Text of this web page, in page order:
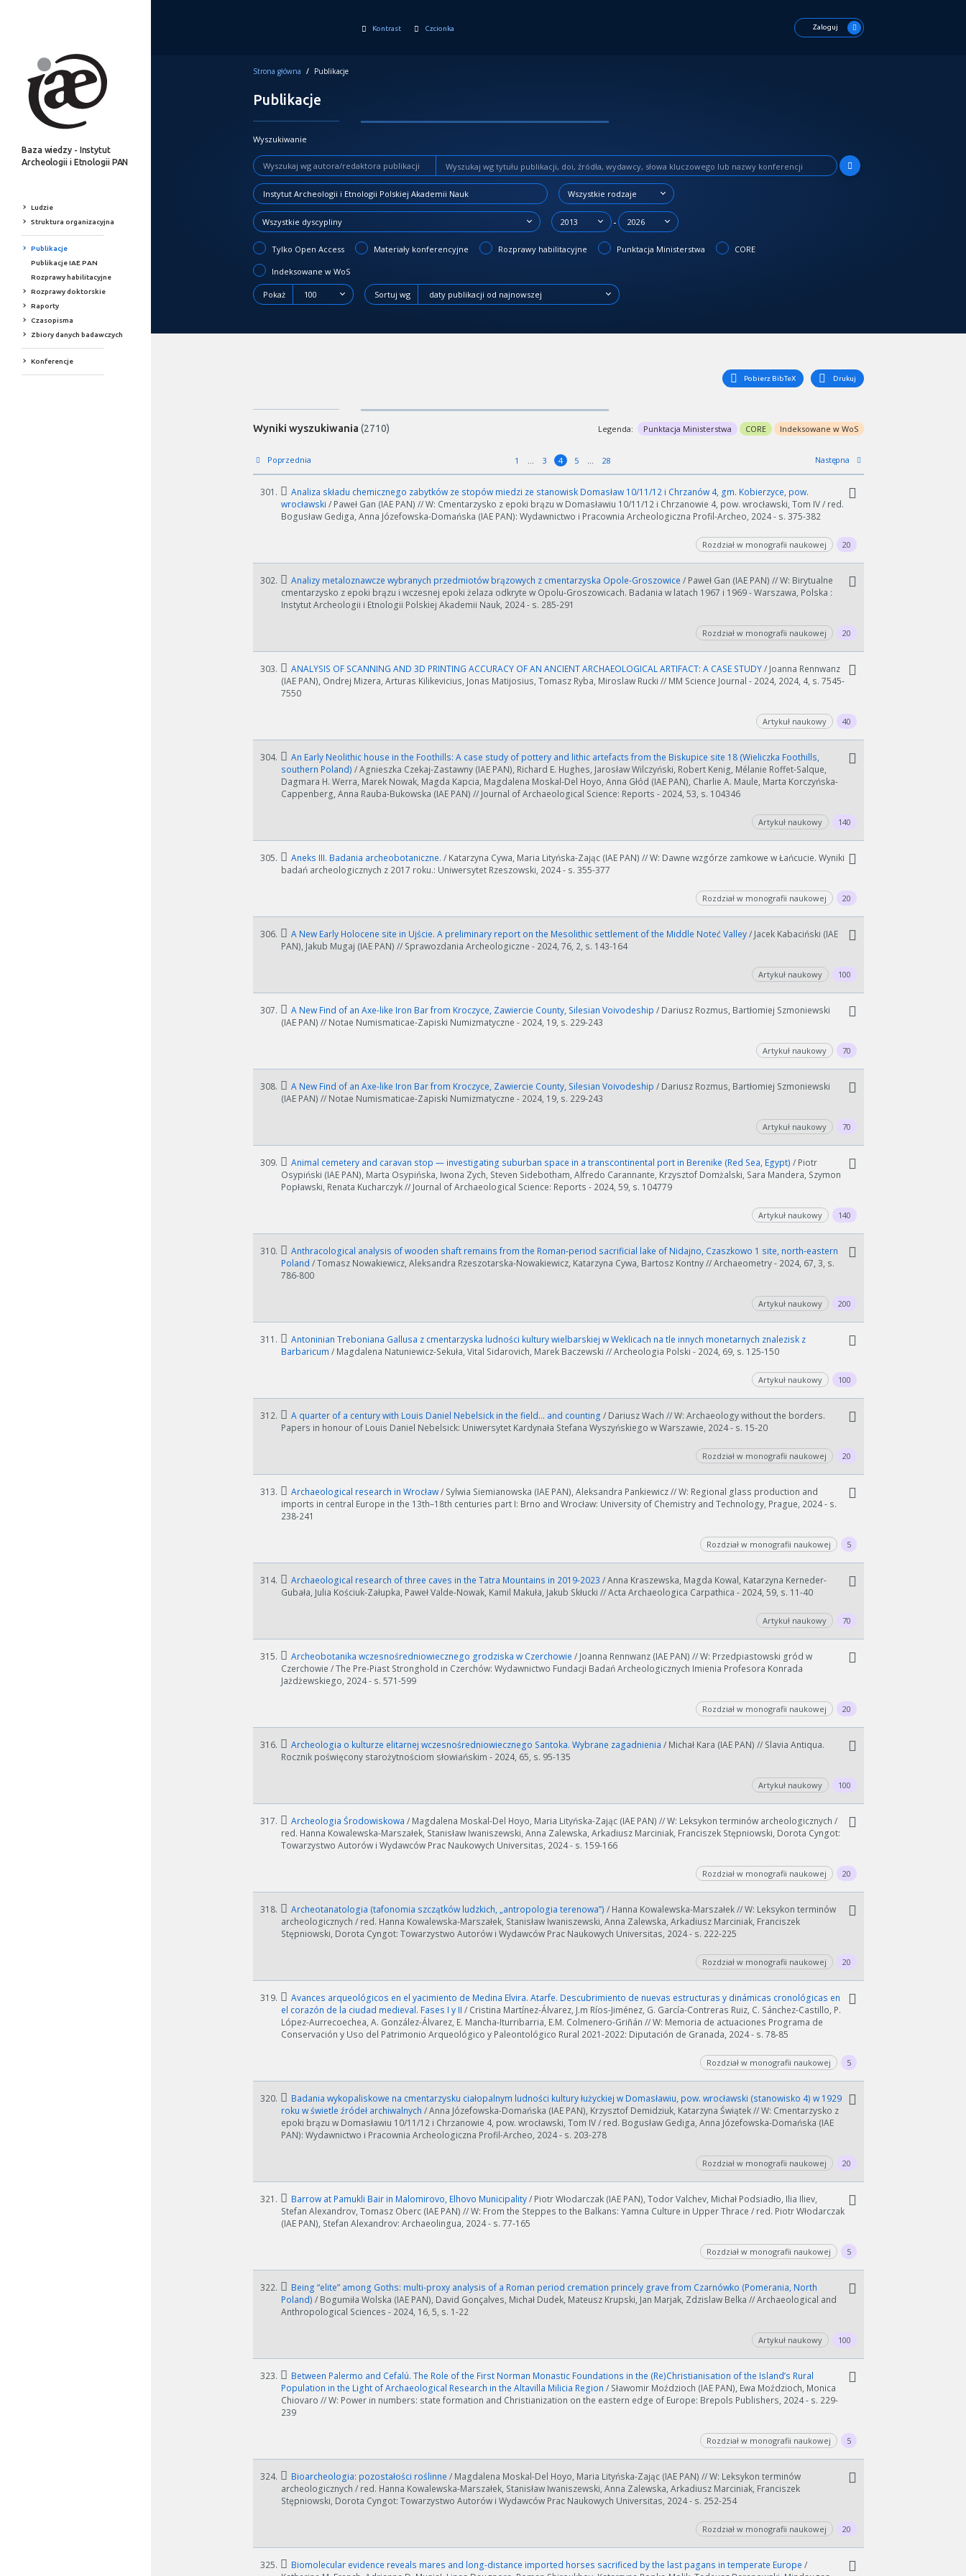
W zależności od ilości danych do przetworzenia generowanie pliku może się wydłużyć.
Baza wiedzy - Instytut
Archeologii i Etnologii PAN
Ludzie
Struktura organizacyjna
Publikacje
Publikacje IAE PAN
Rozprawy habilitacyjne
Rozprawy doktorskie
Raporty
Czasopisma
Zbiory danych badawczych
Konferencje
Kontrast Czcionka Zaloguj
Strona główna / Publikacje
Publikacje
Wyszukiwanie
Wszystkie rodzaje
Wszystkie dyscypliny 2013 - 2026
Tylko Open Access Materiały konferencyjne Rozprawy habilitacyjne Punktacja Ministerstwa CORE
Indeksowane w WoS
Pokaż 100 Sortuj wg daty publikacji od najnowszej
Pobierz BibTeX Drukuj
Wyniki wyszukiwania (2710) Legenda: Punktacja Ministerstwa CORE Indeksowane w WoS
Poprzednia Następna
1 3 4 5 28
301.
Analiza składu chemicznego zabytków ze stopów miedzi ze stanowisk Domasław 10/11/12 i Chrzanów 4, gm. Kobierzyce, pow.
wrocławski / Paweł Gan (IAE PAN) // W: Cmentarzysko z epoki brązu w Domasławiu 10/11/12 i Chrzanowie 4, pow. wrocławski, Tom IV / red.
Bogusław Gediga, Anna Józefowska-Domańska (IAE PAN): Wydawnictwo i Pracownia Archeologiczna Profil-Archeo, 2024 - s. 375-382
Rozdział w monografii naukowej 20
302. Analizy metaloznawcze wybranych przedmiotów brązowych z cmentarzyska Opole-Groszowice / Paweł Gan (IAE PAN) // W: Birytualne
cmentarzysko z epoki brązu i wczesnej epoki żelaza odkryte w Opolu-Groszowicach. Badania w latach 1967 i 1969 - Warszawa, Polska :
Instytut Archeologii i Etnologii Polskiej Akademii Nauk, 2024 - s. 285-291
Rozdział w monografii naukowej 20
303. ANALYSIS OF SCANNING AND 3D PRINTING ACCURACY OF AN ANCIENT ARCHAEOLOGICAL ARTIFACT: A CASE STUDY/ Joanna Rennwanz
(IAE PAN), Ondrej Mizera, Arturas Kilikevicius, Jonas Matijosius, Tomasz Ryba, Miroslaw Rucki // MM Science Journal - 2024, 2024, 4, s. 7545-
7550
Artykuł naukowy 40
304.
An Early Neolithic house in the Foothills: A case study of pottery and lithic artefacts from the Biskupice site 18 (Wieliczka Foothills,
southern Poland) / Agnieszka Czekaj-Zastawny (IAE PAN), Richard E. Hughes, Jarosław Wilczyński, Robert Kenig, Mélanie Roffet-Salque,
Dagmara H. Werra, Marek Nowak, Magda Kapcia, Magdalena Moskal-Del Hoyo, Anna Głód (IAE PAN), Charlie A. Maule, Marta Korczyńska-
Cappenberg, Anna Rauba-Bukowska (IAE PAN) // Journal of Archaeological Science: Reports - 2024, 53, s. 104346
Artykuł naukowy 140
305. Aneks III. Badania archeobotaniczne. / Katarzyna Cywa, Maria Lityńska-Zając (IAE PAN) // W: Dawne wzgórze zamkowe w Łańcucie. Wyniki
badań archeologicznych z 2017 roku.: Uniwersytet Rzeszowski, 2024 - s. 355-377
Rozdział w monografii naukowej 20
306. A New Early Holocene site in Ujście. A preliminary report on the Mesolithic settlement of the Middle Noteć Valley/ Jacek Kabaciński (IAE
PAN), Jakub Mugaj (IAE PAN) // Sprawozdania Archeologiczne - 2024, 76, 2, s. 143-164
Artykuł naukowy 100
307. A New Find of an Axe-like Iron Bar from Kroczyce, Zawiercie County, Silesian Voivodeship / Dariusz Rozmus, Bartłomiej Szmoniewski
(IAE PAN) // Notae Numismaticae-Zapiski Numizmatyczne - 2024, 19, s. 229-243
Artykuł naukowy 70
308. A New Find of an Axe-like Iron Bar from Kroczyce, Zawiercie County, Silesian Voivodeship / Dariusz Rozmus, Bartłomiej Szmoniewski
(IAE PAN) // Notae Numismaticae-Zapiski Numizmatyczne - 2024, 19, s. 229-243
Artykuł naukowy 70
309. Animal cemetery and caravan stop — investigating suburban space in a transcontinental port in Berenike (Red Sea, Egypt) / Piotr
Osypiński (IAE PAN), Marta Osypińska, Iwona Zych, Steven Sidebotham, Alfredo Carannante, Krzysztof Domżalski, Sara Mandera, Szymon
Popławski, Renata Kucharczyk // Journal of Archaeological Science: Reports - 2024, 59, s. 104779
Artykuł naukowy 140
310.
Anthracological analysis of wooden shaft remains from the Roman‐period sacrificial lake of Nidajno, Czaszkowo 1 site, north‐eastern
Poland / Tomasz Nowakiewicz, Aleksandra Rzeszotarska-Nowakiewicz, Katarzyna Cywa, Bartosz Kontny // Archaeometry - 2024, 67, 3, s.
786-800
Artykuł naukowy 200
311.
Antoninian Treboniana Gallusa z cmentarzyska ludności kultury wielbarskiej w Weklicach na tle innych monetarnych znalezisk z
Barbaricum / Magdalena Natuniewicz-Sekuła, Vital Sidarovich, Marek Baczewski // Archeologia Polski - 2024, 69, s. 125-150
Artykuł naukowy 100
312. A quarter of a century with Louis Daniel Nebelsick in the field… and counting / Dariusz Wach // W: Archaeology without the borders.
Papers in honour of Louis Daniel Nebelsick: Uniwersytet Kardynała Stefana Wyszyńskiego w Warszawie, 2024 - s. 15-20
Rozdział w monografii naukowej 20
313. Archaeological research in Wrocław/ Sylwia Siemianowska (IAE PAN), Aleksandra Pankiewicz // W: Regional glass production and
imports in central Europe in the 13th–18th centuries part I: Brno and Wrocław: University of Chemistry and Technology, Prague, 2024 - s.
238-241
Rozdział w monografii naukowej 5
314. Archaeological research of three caves in the Tatra Mountains in 2019-2023 / Anna Kraszewska, Magda Kowal, Katarzyna Kerneder-
Gubała, Julia Kościuk-Załupka, Paweł Valde-Nowak, Kamil Makuła, Jakub Skłucki // Acta Archaeologica Carpathica - 2024, 59, s. 11-40
Artykuł naukowy 70
315. Archeobotanika wczesnośredniowiecznego grodziska w Czerchowie / Joanna Rennwanz (IAE PAN) // W: Przedpiastowski gród w
Czerchowie / The Pre-Piast Stronghold in Czerchów: Wydawnictwo Fundacji Badań Archeologicznych Imienia Profesora Konrada
Jażdżewskiego, 2024 - s. 571-599
Rozdział w monografii naukowej 20
316. Archeologia o kulturze elitarnej wczesnośredniowiecznego Santoka. Wybrane zagadnienia / Michał Kara (IAE PAN) // Slavia Antiqua.
Rocznik poświęcony starożytnościom słowiańskim - 2024, 65, s. 95-135
Artykuł naukowy 100
317. Archeologia Środowiskowa / Magdalena Moskal-Del Hoyo, Maria Lityńska-Zając (IAE PAN) // W: Leksykon terminów archeologicznych /
red. Hanna Kowalewska-Marszałek, Stanisław Iwaniszewski, Anna Zalewska, Arkadiusz Marciniak, Franciszek Stępniowski, Dorota Cyngot:
Towarzystwo Autorów i Wydawców Prac Naukowych Universitas, 2024 - s. 159-166
Rozdział w monografii naukowej 20
318. Archeotanatologia (tafonomia szczątków ludzkich, „antropologia terenowa”) / Hanna Kowalewska-Marszałek // W: Leksykon terminów
archeologicznych / red. Hanna Kowalewska-Marszałek, Stanisław Iwaniszewski, Anna Zalewska, Arkadiusz Marciniak, Franciszek
Stępniowski, Dorota Cyngot: Towarzystwo Autorów i Wydawców Prac Naukowych Universitas, 2024 - s. 222-225
Rozdział w monografii naukowej 20
319.
Avances arqueológicos en el yacimiento de Medina Elvira. Atarfe. Descubrimiento de nuevas estructuras y dinámicas cronológicas en
el corazón de la ciudad medieval. Fases I y II / Cristina Martínez-Álvarez, J.m Ríos-Jiménez, G. García-Contreras Ruiz, C. Sánchez-Castillo, P.
López-Aurrecoechea, A. González-Álvarez, E. Mancha-Iturribarria, E.M. Colmenero-Griñán // W: Memoria de actuaciones Programa de
Conservación y Uso del Patrimonio Arqueológico y Paleontológico Rural 2021-2022: Diputación de Granada, 2024 - s. 78-85
Rozdział w monografii naukowej 5
320.
Badania wykopaliskowe na cmentarzysku ciałopalnym ludności kultury łużyckiej w Domasławiu, pow. wrocławski (stanowisko 4) w 1929
roku w świetle źródeł archiwalnych / Anna Józefowska-Domańska (IAE PAN), Krzysztof Demidziuk, Katarzyna Świątek // W: Cmentarzysko z
epoki brązu w Domasławiu 10/11/12 i Chrzanowie 4, pow. wrocławski, Tom IV / red. Bogusław Gediga, Anna Józefowska-Domańska (IAE
PAN): Wydawnictwo i Pracownia Archeologiczna Profil-Archeo, 2024 - s. 203-278
Rozdział w monografii naukowej 20
321. Barrow at Pamukli Bair in Malomirovo, Elhovo Municipality/ Piotr Włodarczak (IAE PAN), Todor Valchev, Michał Podsiadło, Ilia Iliev,
Stefan Alexandrov, Tomasz Oberc (IAE PAN) // W: From the Steppes to the Balkans: Yamna Culture in Upper Thrace / red. Piotr Włodarczak
(IAE PAN), Stefan Alexandrov: Archaeolingua, 2024 - s. 77-165
Rozdział w monografii naukowej 5
322.
Being “elite” among Goths: multi-proxy analysis of a Roman period cremation princely grave from Czarnówko (Pomerania, North
Poland) / Bogumiła Wolska (IAE PAN), David Gonçalves, Michał Dudek, Mateusz Krupski, Jan Marjak, Zdzislaw Belka // Archaeological and
Anthropological Sciences - 2024, 16, 5, s. 1-22
Artykuł naukowy 100
323.
Between Palermo and Cefalú. The Role of the First Norman Monastic Foundations in the (Re)Christianisation of the Island’s Rural
Population in the Light of Archaeological Research in the Altavilla Milicia Region / Sławomir Moździoch (IAE PAN), Ewa Moździoch, Monica
Chiovaro // W: Power in numbers: state formation and Christianization on the eastern edge of Europe: Brepols Publishers, 2024 - s. 229-
239
Rozdział w monografii naukowej 5
324. Bioarcheologia: pozostałości roślinne / Magdalena Moskal-Del Hoyo, Maria Lityńska-Zając (IAE PAN) // W: Leksykon terminów
archeologicznych / red. Hanna Kowalewska-Marszałek, Stanisław Iwaniszewski, Anna Zalewska, Arkadiusz Marciniak, Franciszek
Stępniowski, Dorota Cyngot: Towarzystwo Autorów i Wydawców Prac Naukowych Universitas, 2024 - s. 252-254
Rozdział w monografii naukowej 20
325. Biomolecular evidence reveals mares and long-distance imported horses sacrificed by the last pagans in temperate Europe /